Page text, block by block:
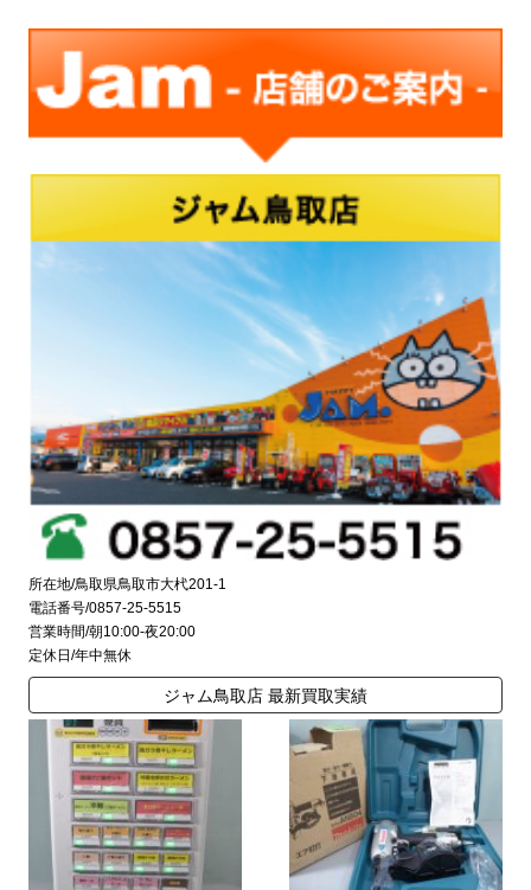
所在地/鳥取県鳥取市大杙201-1
電話番号/0857-25-5515
営業時間/朝10:00-夜20:00
定休日/年中無休
ジャム鳥取店 最新買取実績